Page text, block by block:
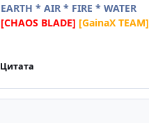
EARTH * AIR * FIRE * WATER
[CHAOS BLADE] [GainaX TEAM]
Цитата